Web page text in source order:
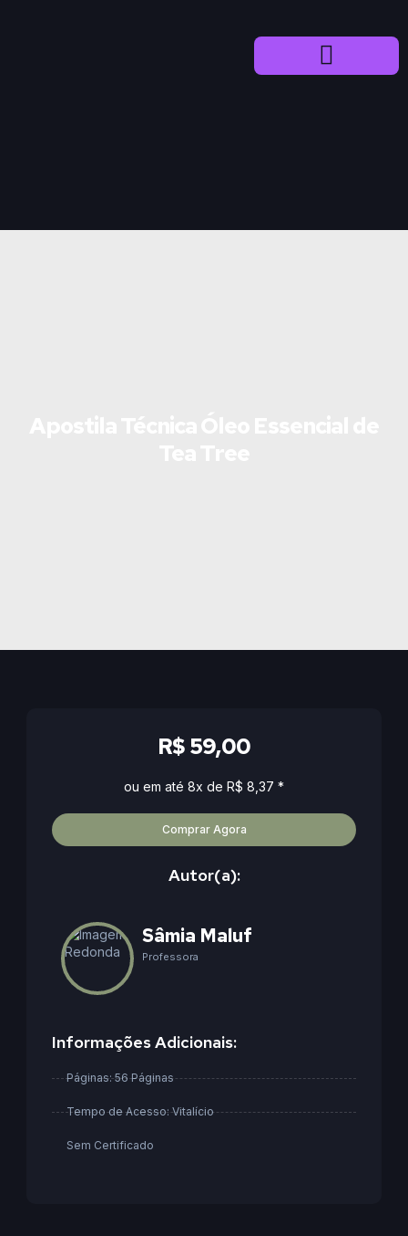
R$ 59,00
ou em até 8x de R$ 8,37 *
Comprar Agora
Autor(a):
Sâmia Maluf
Professora
Informações Adicionais:
Páginas: 56 Páginas
Tempo de Acesso: Vitalício
Sem Certificado